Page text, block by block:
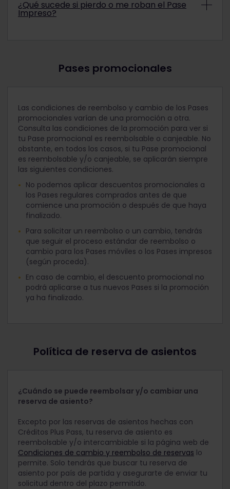
detalles no se pueden cambiar. Si quieres
modificar cualquier información del Pase
¿Qué sucede si pierdo o me roban el Pase
Impreso?
Pases promocionales
Las condiciones de reembolso y cambio de los Pases
promocionales varían de una promoción a otra.
Consulta las condiciones de la promoción para ver si
tu Pase promocional es reembolsable o canjeable. No
obstante, en todos los casos, si tu Pase promocional
es reembolsable y/o canjeable, se aplicarán siempre
las siguientes condiciones.
No podemos aplicar descuentos promocionales a
los Pases regulares comprados antes de que
comience una promoción o después de que haya
finalizado.
Para solicitar un reembolso o un cambio, tendrás
que seguir el proceso estándar de reembolso o
cambio para los Pases móviles o los Pases impresos
(según proceda).
En caso de cambio, el descuento promocional no
podrá aplicarse a tus nuevos Pases si la promoción
ya ha finalizado.
Política de reserva de asientos
¿Cuándo se puede reembolsar y/o cambiar una
reserva de asiento?
Excepto por las reservas de asientos hechas con
Créditos Plus Pass, tu reserva de asiento es
reembolsable y/o intercambiable si la página web de
Condiciones de cambio y reembolso de reservas lo
permite. Solo tendrás que buscar tu reserva de
asiento por país de partida y asegurarte de enviar tu
solicitud dentro del plazo permitido.